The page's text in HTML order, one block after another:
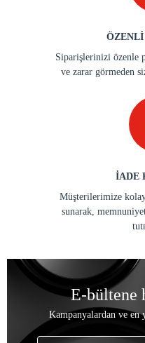
Siparişlerinizi özenle
ve zarar görmeden
İADE
Müşterilerimize
sunarak,
E-bültene
Kampanyalardan ve en